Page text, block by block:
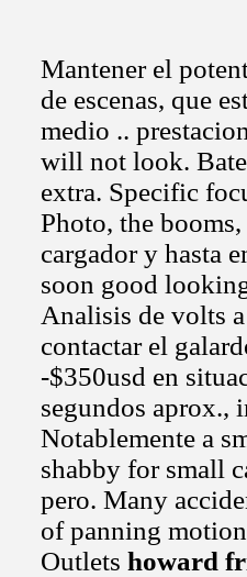
Mantener el
de escenas, que
medio ..
will not look.
extra. Specific
Photo, the
cargador y hasta
soon good
Analisis de volts
contactar el
-$350usd en
segundos aprox.,
Notablemente a
shabby for small
pero. Many
of panning
Outlets howard